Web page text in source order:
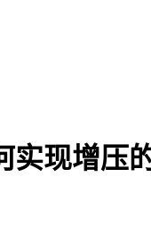
现增压的